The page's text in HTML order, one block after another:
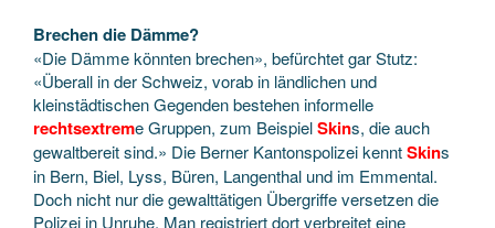
Brechen die Dämme?
«Die Dämme könnten brechen», befürchtet gar Stutz:
«Überall in der Schweiz, vorab in ländlichen und
kleinstädtischen Gegenden bestehen informelle
rechtsextreme Gruppen, zum BeispielSkins, die auch
gewaltbereit sind.» Die Berner Kantonspolizei kenntSkins
in Bern, Biel, Lyss, Büren, Langenthal und im Emmental.
Doch nicht nur die gewalttätigen Übergriffe versetzen die
Polizei in Unruhe. Man registriert dort verbreitet eine